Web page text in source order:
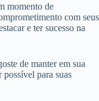
momento de
com seus
e ter sucesso na
de manter em sua
para suas